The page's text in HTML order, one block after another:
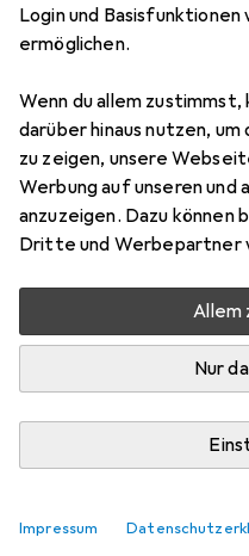
Login und Basisfunktionen
ermöglichen.
Wenn du allem
darüber hinaus nutzen,
zu zeigen, unsere
Werbung auf unseren
anzuzeigen. Dazu können
Dritte und Werbepartner
Allem
Nur
Impressum
49 - 55 cm
1
Aktuell nicht lieferbar
Benachrichtigen, wenn
Vergleichen
Kostenloser Versand ab
Ähnliche Produkte